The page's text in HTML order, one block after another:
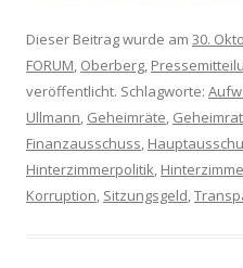
Dieser Beitrag wurde am 30.
FORUM Oberberg
veröffentlicht. Schlagworte:
Ullmann Geheimräte
Finanzausschuss
Hinterzimmerpolitik
Korruption Sitzungsgeld